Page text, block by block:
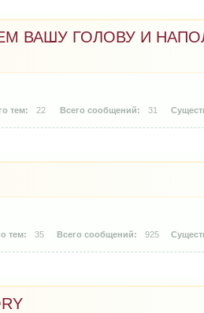
ВАШУ ГОЛОВУ И
22 31
35 925